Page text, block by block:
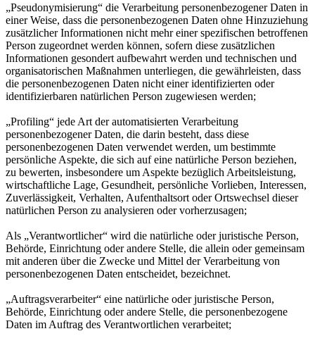
„Pseudonymisierung“ die Verarbeitung personenbezogener Daten in
einer Weise, dass die personenbezogenen Daten ohne Hinzuziehung
zusätzlicher Informationen nicht mehr einer spezifischen betroffenen
Person zugeordnet werden können, sofern diese zusätzlichen
Informationen gesondert aufbewahrt werden und technischen und
organisatorischen Maßnahmen unterliegen, die gewährleisten, dass
die personenbezogenen Daten nicht einer identifizierten oder
identifizierbaren natürlichen Person zugewiesen werden;
„Profiling“ jede Art der automatisierten Verarbeitung
personenbezogener Daten, die darin besteht, dass diese
personenbezogenen Daten verwendet werden, um bestimmte
persönliche Aspekte, die sich auf eine natürliche Person beziehen,
zu bewerten, insbesondere um Aspekte bezüglich Arbeitsleistung,
wirtschaftliche Lage, Gesundheit, persönliche Vorlieben, Interessen,
Zuverlässigkeit, Verhalten, Aufenthaltsort oder Ortswechsel dieser
natürlichen Person zu analysieren oder vorherzusagen;
Als „Verantwortlicher“ wird die natürliche oder juristische Person,
Behörde, Einrichtung oder andere Stelle, die allein oder gemeinsam
mit anderen über die Zwecke und Mittel der Verarbeitung von
personenbezogenen Daten entscheidet, bezeichnet.
„Auftragsverarbeiter“ eine natürliche oder juristische Person,
Behörde, Einrichtung oder andere Stelle, die personenbezogene
Daten im Auftrag des Verantwortlichen verarbeitet;